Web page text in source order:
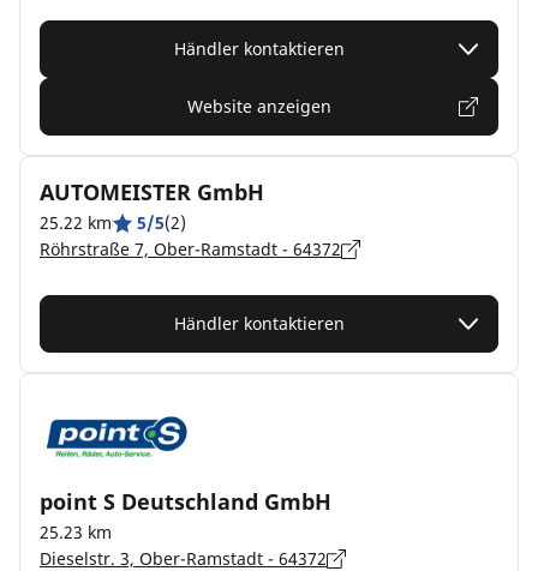
Händler kontaktieren
Website anzeigen
AUTOMEISTER GmbH
25.22 km 5/5(2)
Röhrstraße 7, Ober-Ramstadt - 64372
Händler kontaktieren
point S Deutschland GmbH
25.23 km
Dieselstr. 3, Ober-Ramstadt - 64372